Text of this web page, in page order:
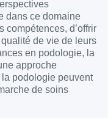
dans ce domaine
compétences, d’offrir
de vie de leurs
en podologie, la
approche
podologie peuvent
de soins